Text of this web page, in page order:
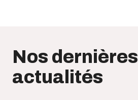
Nos dernières
actualités